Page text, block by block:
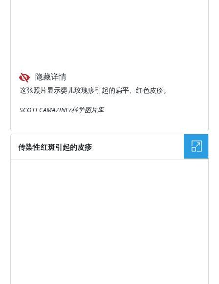
隐藏详情
这张照片显示婴儿玫瑰疹引起的扁平、红色皮疹。
SCOTT CAMAZINE/科学图片库
传染性红斑引起的皮疹